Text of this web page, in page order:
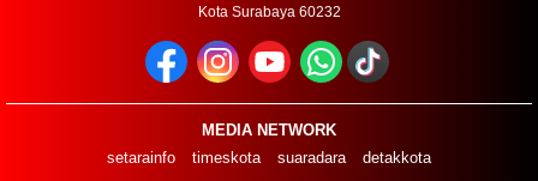
Kota Surabaya 60232
MEDIA NETWORK
setarainfo
timeskota suaradara detakkota